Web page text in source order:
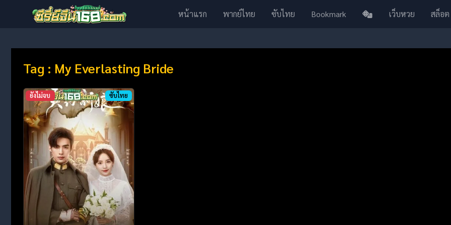
หน้าแรก พากย์ไทย ซับไทย Bookmark เว็บหวย สล็อ
Tag : My Everlasting Bride
ยังไม่จบ ซับไทย